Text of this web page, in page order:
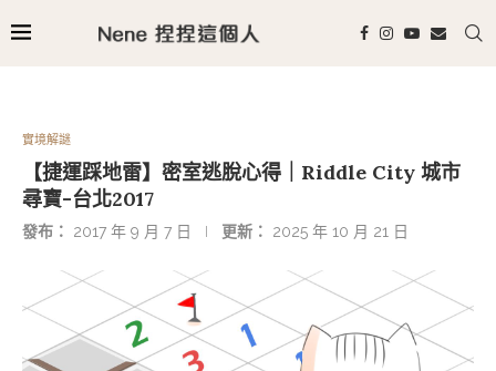
實境解謎
【捷運踩地雷】密室逃脫心得｜Riddle City 城市
尋寶-台北2017
發布： 2017 年 9 月 7 日 更新： 2025 年 10 月 21 日